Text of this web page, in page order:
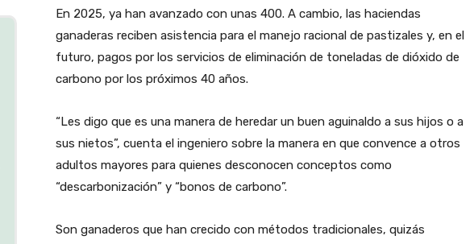
En 2025, ya han avanzado con unas 400. A cambio, las haciendas
ganaderas reciben asistencia para el manejo racional de pastizales y, en el
futuro, pagos por los servicios de eliminación de toneladas de dióxido de
carbono por los próximos 40 años.
“Les digo que es una manera de heredar un buen aguinaldo a sus hijos o a
sus nietos”, cuenta el ingeniero sobre la manera en que convence a otros
adultos mayores para quienes desconocen conceptos como
“descarbonización” y “bonos de carbono”.
Son ganaderos que han crecido con métodos tradicionales, quizás